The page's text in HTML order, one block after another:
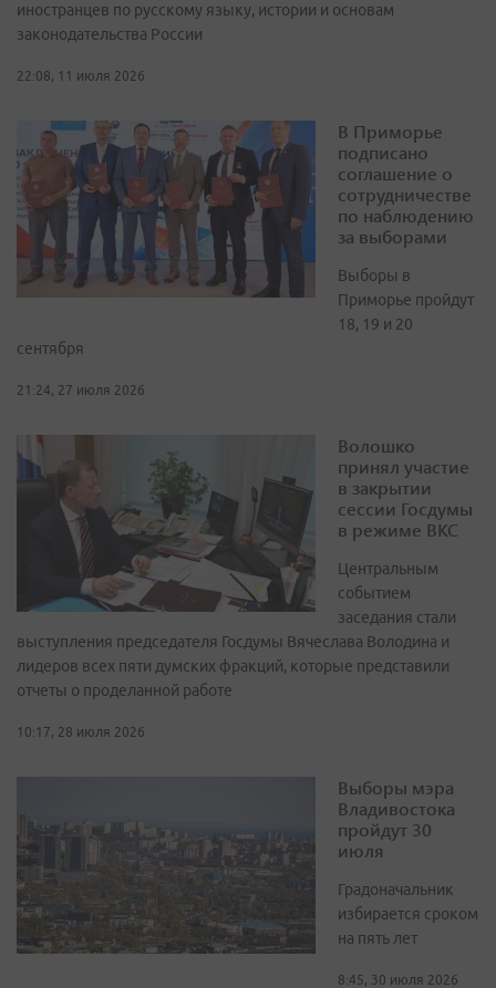
иностранцев по русскому языку, истории и основам
законодательства России
22:08, 11 июля 2026
В Приморье
подписано
соглашение о
сотрудничестве
по наблюдению
за выборами
Выборы в
Приморье пройдут
18, 19 и 20
сентября
21:24, 27 июля 2026
Волошко
принял участие
в закрытии
сессии Госдумы
в режиме ВКС
Центральным
событием
заседания стали
выступления председателя Госдумы Вячеслава Володина и
лидеров всех пяти думских фракций, которые представили
отчеты о проделанной работе
10:17, 28 июля 2026
Выборы мэра
Владивостока
пройдут 30
июля
Градоначальник
избирается сроком
на пять лет
8:45, 30 июля 2026